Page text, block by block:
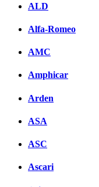
ALD
Alfa-Romeo
AMC
Amphicar
Arden
ASA
ASC
Ascari